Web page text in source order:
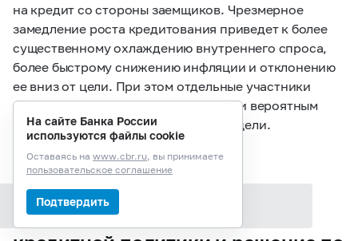
Содержание раздела
на кредит со стороны заемщиков. Чрезмерное
замедление роста кредитования приведет к более
существенному охлаждению внутреннего спроса,
более быстрому снижению инфляции и отклонению
ее вниз от цели. При этом отдельные участники
отметили, что не считают значимым и вероятным
риск отклонения инфляции вниз от цели.
Выводы для денежно-
На сайте Банка России
используются файлы cookie
Оставаясь на www.cbr.ru, вы принимаете
пользовательское соглашение
Подтвердить